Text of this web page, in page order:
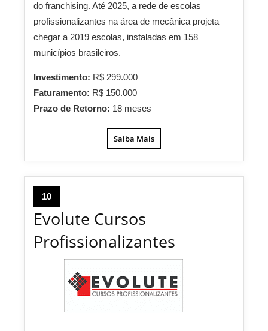
do franchising. Até 2025, a rede de escolas
profissionalizantes na área de mecânica projeta
chegar a 2019 escolas, instaladas em 158
municípios brasileiros.
Investimento: R$ 299.000
Faturamento: R$ 150.000
Prazo de Retorno: 18 meses
Saiba Mais
10
Evolute Cursos
Profissionalizantes